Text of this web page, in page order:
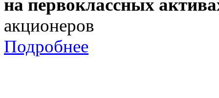
на первоклассных
акционеров
Подробнее